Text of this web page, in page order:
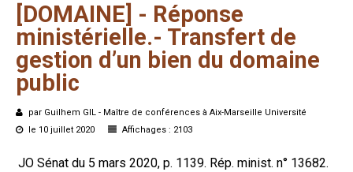
[DOMAINE] - Réponse
ministérielle.- Transfert de
gestion d’un bien du domaine
public
par Guilhem GIL - Maître de conférences à Aix-Marseille Université
le 10 juillet 2020
Affichages : 2103
JO Sénat du 5 mars 2020, p. 1139. Rép. minist. n° 13682.